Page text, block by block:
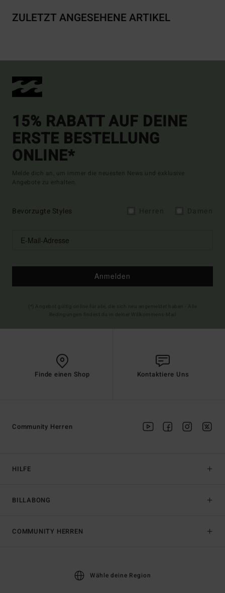
ZULETZT ANGESEHENE ARTIKEL
15% RABATT AUF DEINE
ERSTE BESTELLUNG
ONLINE*
Melde dich an, um immer die neuesten News und exklusive
Angebote zu erhalten.
Bevorzugte Styles
Anmelden
Finde einen Shop Kontaktiere Uns
HILFE
BILLABONG
Community Herren
COMMUNITY HERREN
Wähle deine Region